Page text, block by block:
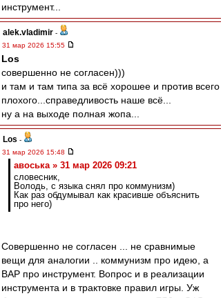
инструмент...
alek.vladimir -
31 мар 2026 15:55
Los
совершенно не согласен)))
и там и там типа за всё хорошее и против всего
плохого...справедливость наше всё...
ну а на выходе полная жопа...
Los -
31 мар 2026 15:48
авоська » 31 мар 2026 09:21
словесник,
Володь, с языка снял про коммунизм)
Как раз обдумывал как красивше объяснить
про него)
Совершенно не согласен ... не сравнимые
вещи для аналогии .. коммунизм про идею, а
ВАР про инструмент. Вопрос и в реализации
инструмента и в трактовке правил игры. Уж